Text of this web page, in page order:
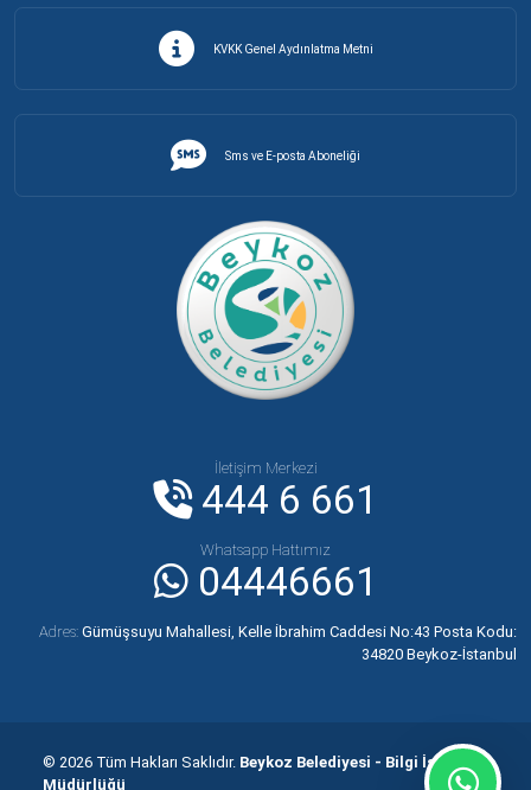
KVKK Genel Aydınlatma Metni
Sms ve E-posta Aboneliği
İletişim Merkezi
444 6 661
Whatsapp Hattımız
04446661
Adres: Gümüşsuyu Mahallesi, Kelle İbrahim Caddesi No:43 Posta Kodu:
34820 Beykoz-İstanbul
© 2026 Tüm Hakları Saklıdır. Beykoz Belediyesi - Bilgi İşlem
Müdürlüğü